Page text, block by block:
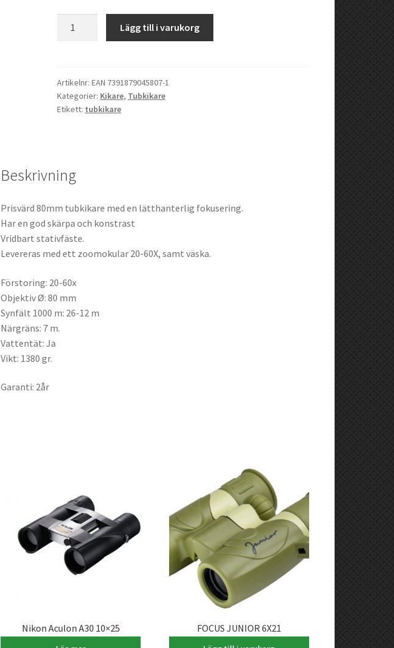
60x80
mängd
Lägg till i varukorg
Artikelnr: EAN 7391879045807-1
Kategorier: Kikare, Tubkikare
Etikett: tubkikare
Beskrivning
Prisvärd 80mm tubkikare med en lätthanterlig fokusering.
Har en god skärpa och konstrast
Vridbart stativfäste.
Levereras med ett zoomokular 20-60X, samt väska.
Förstoring: 20-60x
Objektiv Ø: 80 mm
Synfält 1000 m: 26-12 m
Närgräns: 7 m.
Vattentät: Ja
Vikt: 1380 gr.
Garanti: 2år
Nikon Aculon A30 10×25 FOCUS JUNIOR 6X21